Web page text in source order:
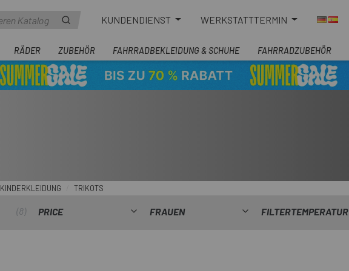
KUNDENDIENST WERKSTATTTERMIN
RÄDER ZUBEHÖR FAHRRADBEKLEIDUNG & SCHUHE FAHRRADZUBEHÖR
KINDERKLEIDUNG TRIKOTS
8 PRICE FRAUEN FILTERTEMPERATUR